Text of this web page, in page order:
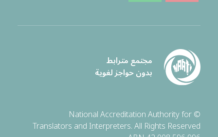
مجتمع مترابط
بدون حواجز لغوية
© National Accreditation Authority for
Translators and Interpreters. All Rights Reserved